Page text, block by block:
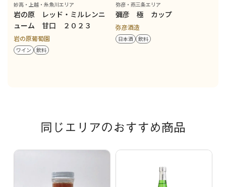
妙高・上越・糸魚川エリア
岩の原 レッド・ミルレンニ
ューム 甘口 ２０２３
岩の原葡萄園
ワイン 飲料
弥彦・燕三条エリア
彌彦 極 カップ
弥彦酒造
日本酒 飲料
同じエリアのおすすめ商品